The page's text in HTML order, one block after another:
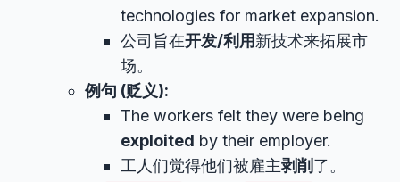
technologies for market expansion.
公司旨在开发/利用新技术来拓展市
场。
例句 (贬义):
The workers felt they were being
exploited by their employer.
工人们觉得他们被雇主剥削了。